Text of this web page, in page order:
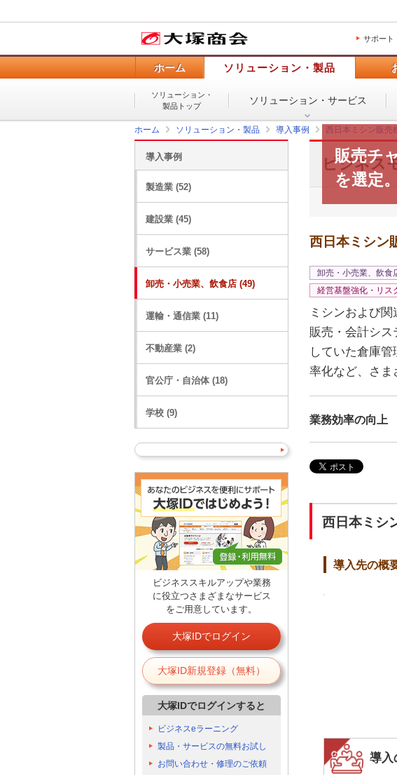
サポート
ホーム ソリューション・製品
ソリューション・
製品トップ
ソリューション・ サービス
ホーム ソリューション・製品 導入事例 西日本ミシン販
ビジネス
販売チ
を選定
西日本ミシン
卸売・小売業、飲食
経営基盤強化・リス
ミシンおよび
販売・会計シ
していた倉庫
率化など、さま
業務効率の向上
西日本ミシ
導入先の概
導入
導入事例
製造業 (52)
建設業 (45)
サービス業 (58)
卸売・小売業、飲食店 (49)
運輸・通信業 (11)
不動産業 (2)
官公庁・自治体 (18)
学校 (9)
ビジネススキルアップや業務
に役立つさまざまなサービス
をご用意しています。
大塚IDでログイン
大塚ID新規登録（無料）
大塚IDでログインすると
ビジネスeラーニング
製品・サービスの無料お試し
お問い合わせ・修理のご依頼